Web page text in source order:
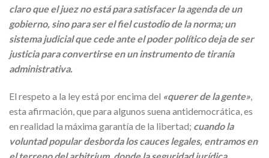
claro que el juez no está para satisfacer la agenda de un
gobierno, sino para ser el fiel custodio de la norma; un
sistema judicial que cede ante el poder político deja de ser
justicia para convertirse en un instrumento de tiranía
administrativa.
El respeto a la ley está por encima del «querer de la gente»,
esta afirmación, que para algunos suena antidemocrática, es
en realidad la máxima garantía de la libertad; cuando la
voluntad popular desborda los cauces legales, entramos en